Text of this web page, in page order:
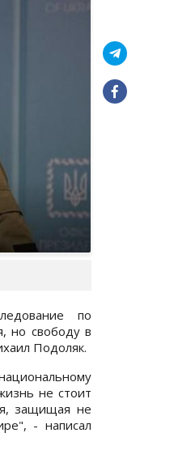
по
но свободу в
Подоляк.
не стоит
защищая не
- написал